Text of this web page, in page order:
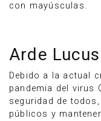
con mayúsculas.
Arde
Debido a la actual
pandemia del virus
seguridad de
públicos y